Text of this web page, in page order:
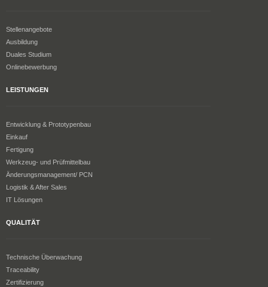
Stellenangebote
Ausbildung
Duales Studium
Onlinebewerbung
LEISTUNGEN
Entwicklung & Prototypenbau
Einkauf
Fertigung
Werkzeug- und Prüfmittelbau
Änderungsmanagement/ PCN
Logistik & After Sales
IT Lösungen
QUALITÄT
Technische Überwachung
Traceability
Zertifizierung